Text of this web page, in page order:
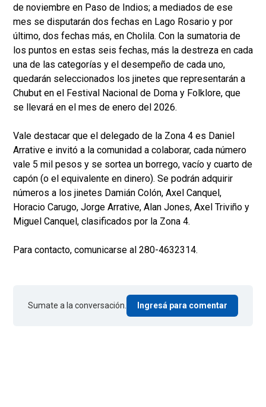
de noviembre en Paso de Indios; a mediados de ese
mes se disputarán dos fechas en Lago Rosario y por
último, dos fechas más, en Cholila. Con la sumatoria de
los puntos en estas seis fechas, más la destreza en cada
una de las categorías y el desempeño de cada uno,
quedarán seleccionados los jinetes que representarán a
Chubut en el Festival Nacional de Doma y Folklore, que
se llevará en el mes de enero del 2026.
Vale destacar que el delegado de la Zona 4 es Daniel
Arrative e invitó a la comunidad a colaborar, cada número
vale 5 mil pesos y se sortea un borrego, vacío y cuarto de
capón (o el equivalente en dinero). Se podrán adquirir
números a los jinetes Damián Colón, Axel Canquel,
Horacio Carugo, Jorge Arrative, Alan Jones, Axel Triviño y
Miguel Canquel, clasificados por la Zona 4.
Para contacto, comunicarse al 280-4632314.
Sumate a la conversación. Ingresá para comentar